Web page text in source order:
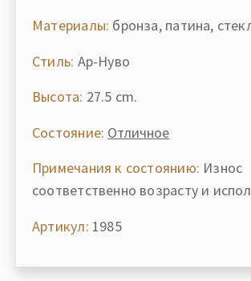
Материалы: бронза, патина,
Стиль: Ар-Нуво
Высота: 27.5 cm.
Состояние: Отличное
Примечания к состоянию: Износ
соответственно возрасту и
Артикул: 1985